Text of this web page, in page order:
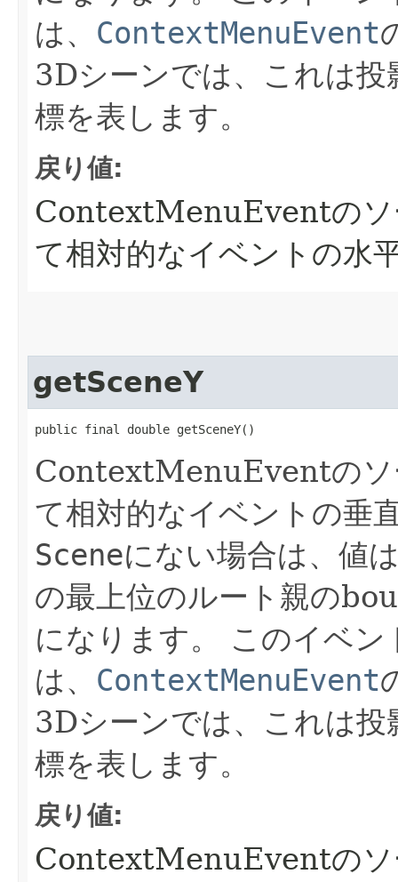
は、 ContextMenuEvent
3Dシーンでは、これは
標を表します。
戻り値:
ContextMenuEventのソ
て相対的なイベントの水
getSceneY
public final double getSceneY()
ContextMenuEventのソ
て相対的なイベントの垂
Sceneにない場合は、値
の最上位のルート親の
になります。
このイベン
は、 ContextMenuEvent
3Dシーンでは、これは
標を表します。
戻り値:
ContextMenuEventのソ